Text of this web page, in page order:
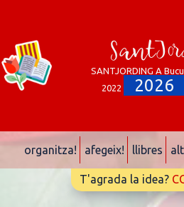
SANTJORDING A
2022
2026
organitza! afegeix! llibres
T'agrada la idea?